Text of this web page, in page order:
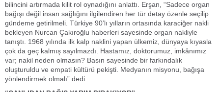
bilincini artırmada kilit rol oynadığını anlattı. Erşan, “Sadece organ
bağışı değil insan sağlığını ilgilendiren her tür detay özenle seçilip
gündeme getirilmeli. Türkiye 90’lı yılların ortasında karaciğer nakli
bekleyen Nurcan Çakıroğlu haberleri sayesinde organ nakliyle
tanıştı. 1968 yılında ilk kalp naklini yapan ülkemiz, dünyaya kıyasla
çok da geç kalmış sayılmazdı. Hastamız, doktorumuz, imkânımız
var; nakil neden olmasın? Basın sayesinde bir farkındalık
oluşturuldu ve empati kültürü pekişti. Medyanın misyonu, bağışa
yönlendirmek olmalı” dedi.